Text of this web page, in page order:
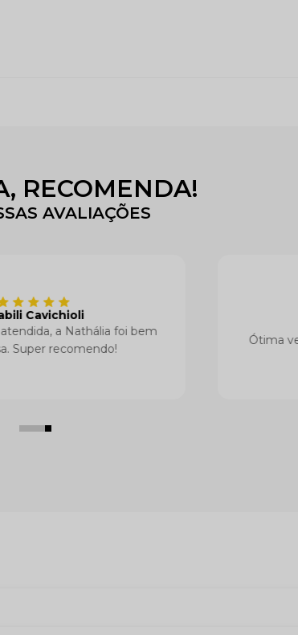
RECOMENDA!
AVALIAÇÕES
Cavichioli
a Nathália foi bem
Super recomendo!
Ótima